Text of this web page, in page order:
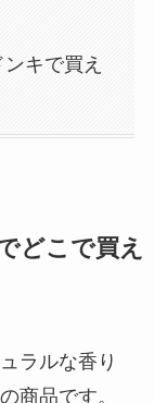
キで買え
どこで買え
ラルな香り
商品です。